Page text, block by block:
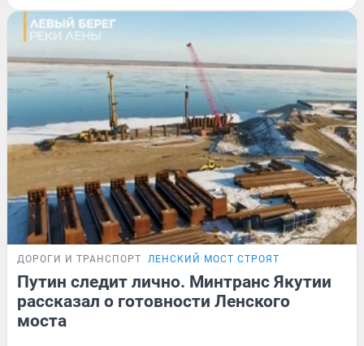
ДОРОГИ И ТРАНСПОРТ ЛЕНСКИЙ МОСТ СТРОЯТ
Путин следит лично. Минтранс Якутии
рассказал о готовности Ленского
моста